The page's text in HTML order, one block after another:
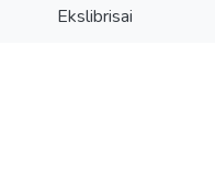
Ekslibrisai